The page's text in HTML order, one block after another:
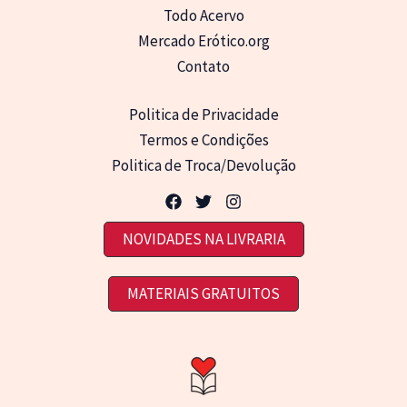
Todo Acervo
Mercado Erótico.org
Contato
Politica de Privacidade
Termos e Condições
Politica de Troca/Devolução
NOVIDADES NA LIVRARIA
MATERIAIS GRATUITOS